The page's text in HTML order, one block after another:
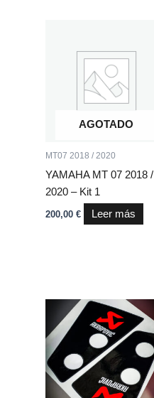
AGOTADO
MT07 2018 / 2020
YAMAHA MT 07 2018 /
2020 – Kit 1
200,00 € Leer más